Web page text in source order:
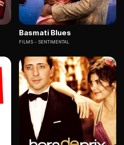
Basmati Blues
FILMS SENTIMENTAL